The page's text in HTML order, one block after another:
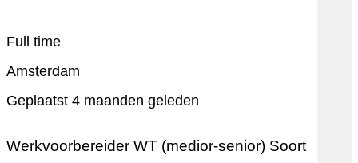
Full time
Amsterdam
Geplaatst 4 maanden geleden
Werkvoorbereider WT (medior-senior) Soort